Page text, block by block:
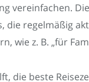
vereinfachen.
regelmäßig
z. B. „für
die beste